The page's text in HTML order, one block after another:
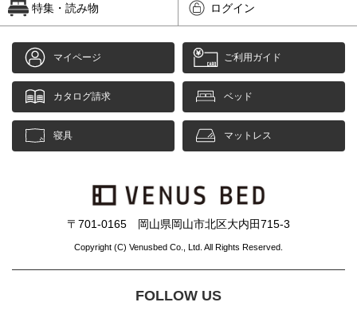
特集・読み物 ログイン
マイページ ご利用ガイド
カタログ請求 ベッド
寝具 マットレス
〒701-0165 岡山県岡山市北区大内田715-3
Copyright (C) Venusbed Co., Ltd. All Rights Reserved.
FOLLOW US